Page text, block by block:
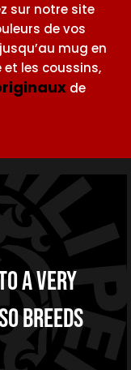
sur notre site
de vos
mug en
les coussins,
de
a very
breeds